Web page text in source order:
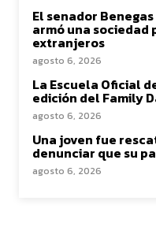
El senador
armó una
extranjeros
agosto 6, 2026
La Escuela Oficial
edición del Family
agosto 6, 2026
Una joven fue
denunciar que su
agosto 6, 2026